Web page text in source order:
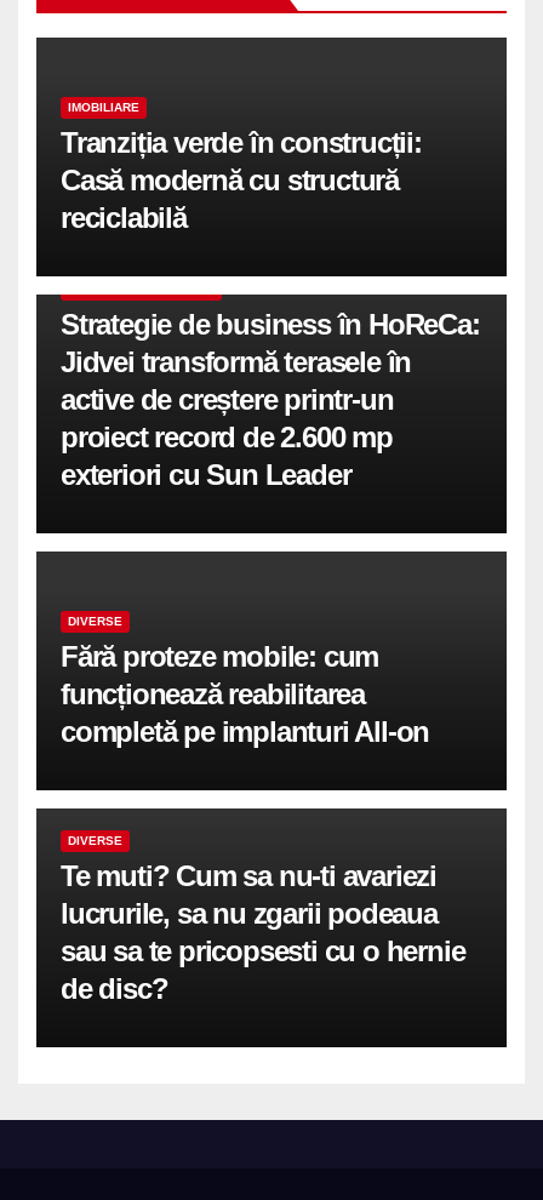
IMOBILIARE
Tranziția verde în construcții:
Casă modernă cu structură
reciclabilă
Strategie de business în HoReCa:
Jidvei transformă terasele în
active de creștere printr-un
proiect record de 2.600 mp
exteriori cu Sun Leader
DIVERSE
Fără proteze mobile: cum
funcționează reabilitarea
completă pe implanturi All-on
DIVERSE
Te muti? Cum sa nu-ti avariezi
lucrurile, sa nu zgarii podeaua
sau sa te pricopsesti cu o hernie
de disc?